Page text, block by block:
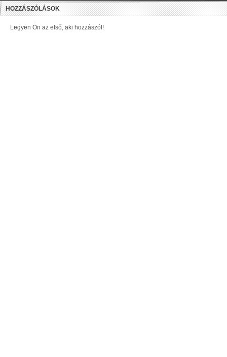
HOZZÁSZÓLÁSOK
Legyen Ön az első, aki hozzászól!